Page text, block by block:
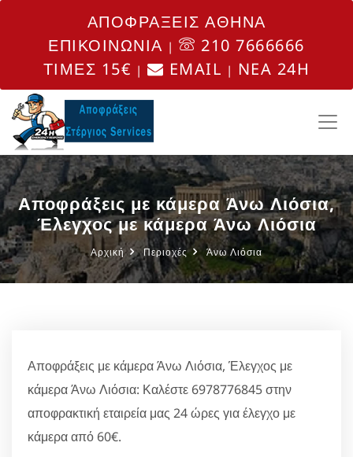
ΑΠΟΦΡΑΞΕΙΣ ΑΘΗΝΑ
ΕΠΙΚΟΙΝΩΝΙΑ |
210 7666666
ΤΙΜΕΣ 15€ | EMAIL | NEA 24H
Αποφράξεις με κάμερα Άνω Λιόσια,
Έλεγχος με κάμερα Άνω Λιόσια
Αρχική Περιοχές Άνω Λιόσια
Αποφράξεις με κάμερα Άνω Λιόσια, Έλεγχος με
κάμερα Άνω Λιόσια: Καλέστε 6978776845 στην
αποφρακτική εταιρεία μας 24 ώρες για έλεγχο με
κάμερα από 60€.